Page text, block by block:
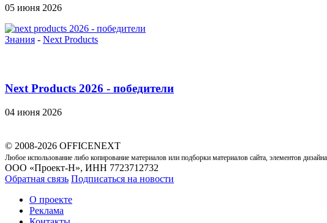
05 июня 2026
Знания - Next Products
Next Products 2026 - победители
04 июня 2026
© 2008-2026 OFFICENEXT
Любое использование либо копирование материалов или подборки материалов сайта, элементов
ООО «Проект-Н», ИНН 7723712732
Обратная связь Подписаться на новости
О проекте
Реклама